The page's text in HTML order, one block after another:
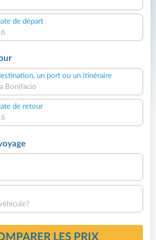
de départ
un port ou un itinéraire
de retour
LES PRIX